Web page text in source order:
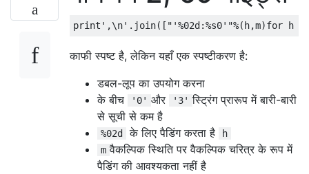
काफी स्पष्ट है, लेकिन यहाँ एक स्पष्टीकरण है:
डबल-लूप का उपयोग करना
के बीच
'0' और '3' स्ट्रिंग प्रारूप में बारी-बारी
से सूची से कम है
%02d के लिए पैडिंग करता है
h
m वैकल्पिक स्थिति पर वैकल्पिक चरित्र के रूप में
पैडिंग की आवश्यकता नहीं है